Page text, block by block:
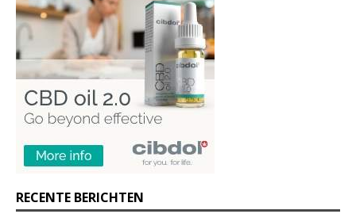
RECENTE BERICHTEN